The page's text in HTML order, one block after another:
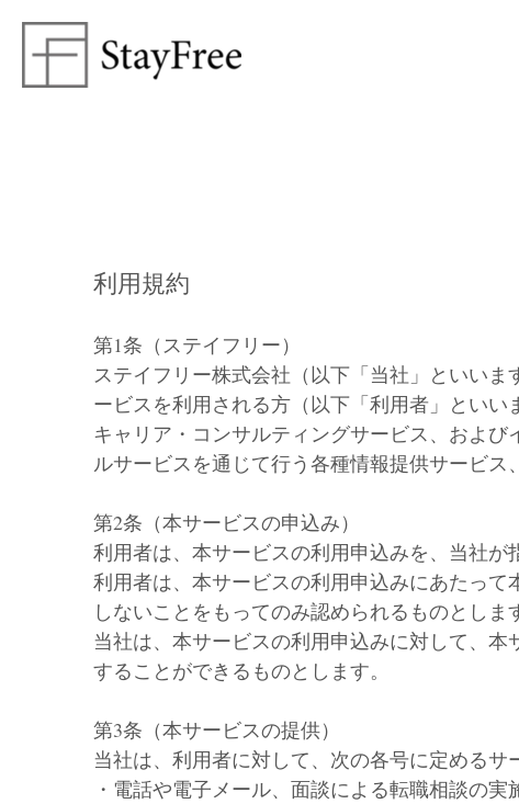
利用規約
第1条（ステイフリー）
ステイフリー株式会社（以下「当社」といい
ービスを利用される方（以下「利用者」とい
キャリア・コンサルティングサービス、およ
ルサービスを通じて行う各種情報提供サービス
第2条（本サービスの申込み）
利用者は、本サービスの利用申込みを、当社が
利用者は、本サービスの利用申込みにあたっ
しないことをもってのみ認められるものとしま
当社は、本サービスの利用申込みに対して、
することができるものとします。
第3条（本サービスの提供）
当社は、利用者に対して、次の各号に定めるサ
・電話や電子メール、面談による転職相談の実